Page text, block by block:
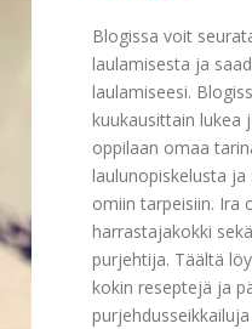
Blogissa voit
laulamisesta ja
laulamiseesi.
kuukausittain lukea
oppilaan omaa
laulunopiskelusta
omiin tarpeisiin. Ira
harrastajakokki
purjehtija. Täältä
kokin reseptejä ja